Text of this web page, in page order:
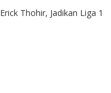
Thohir, Jadikan Liga 1